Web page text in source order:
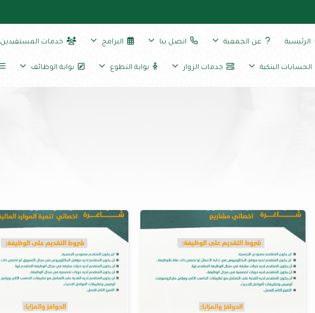
الرئيسية عن الجمعية اتصل بنا البرامج خدمات المستفيدين
الحسابات البنكية خدمات الزوار بوابة التطوع بوابة الوظائف